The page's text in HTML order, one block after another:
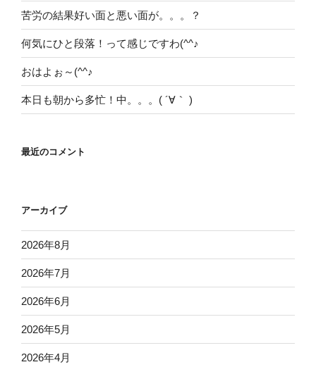
苦労の結果好い面と悪い面が。。。？
何気にひと段落！って感じですわ(^^♪
おはよぉ～(^^♪
本日も朝から多忙！中。。。( ´∀｀ )
最近のコメント
アーカイブ
2026年8月
2026年7月
2026年6月
2026年5月
2026年4月